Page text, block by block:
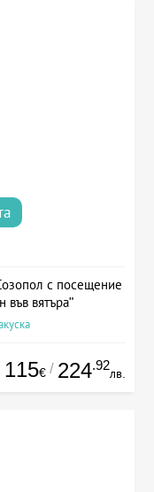
с посещение
във вятъра"
115€ / 224.92
лв.